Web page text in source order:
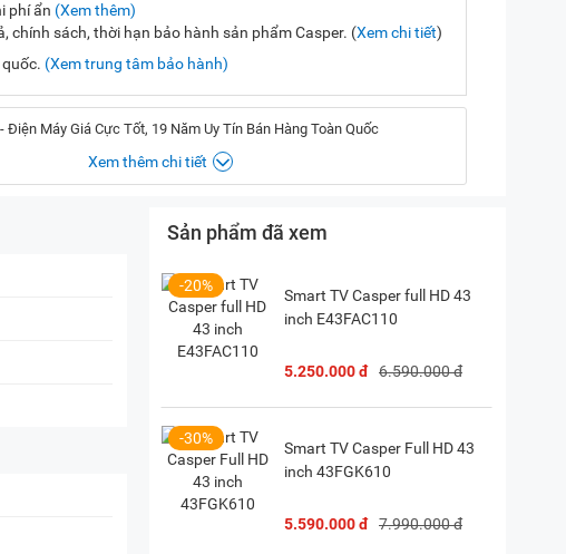
phí ẩn (Xem thêm)
chính sách, thời hạn bảo hành sản phẩm Casper. (Xem chi tiết)
(Xem trung tâm bảo hành)
Điện Máy Giá Cực Tốt, 19 Năm Uy Tín Bán Hàng Toàn Quốc
Xem thêm chi tiết
Chỉ đường)
Chỉ đường)
Phủ, P. Vườn Lài, TP. HCM ( Chỉ đường)
Sản phẩm đã xem
-20%
Smart TV Casper full HD 43
inch E43FAC110
5.250.000 đ 6.590.000 đ
-30%
Smart TV Casper Full HD 43
inch 43FGK610
5.590.000 đ 7.990.000 đ